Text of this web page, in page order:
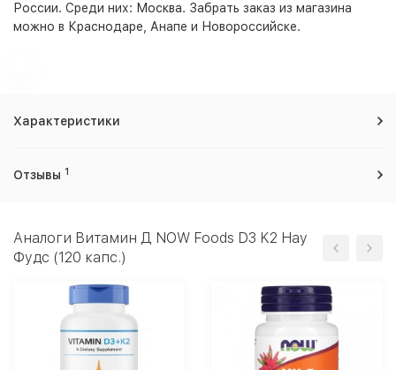
России. Среди них: Москва. Забрать заказ из магазина
можно в Краснодаре, Анапе и Новороссийске.
Характеристики
Отзывы 1
Аналоги Витамин Д NOW Foods D3 K2 Нау
Фудс (120 капс.)